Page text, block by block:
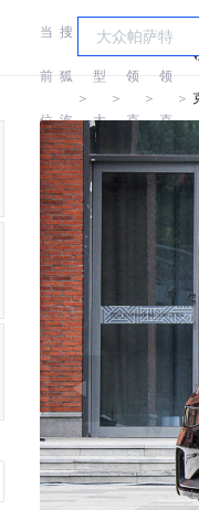
当
前
位
置:
搜
狐
汽
车
＞
车
型
大
全
＞
领
克
＞
领
克
＞